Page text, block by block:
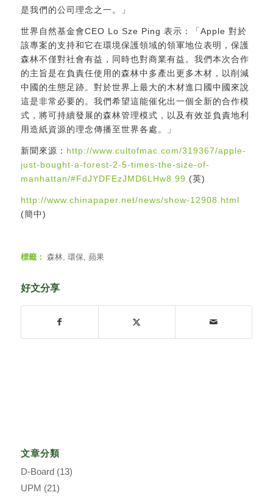
是我們的公司理念之一。」
世界自然基金會CEO Lo Sze Ping 表示：「Apple 對於
該專案的支持和它在環境保護領域的領軍地位表明，保護
森林不僅對社會有益，同時也對商業有益。我們本次合作
的主旨是在負責任使用的森林中多產出更多木材，以削減
中國的生態足跡。對於世界上最大的木材進口國中國來說
這是非常必要的。我們希望這能催化出一個全新的合作模
式，將可持續發展的森林管理模式，以及有效並負責地利
用造紙資源的理念傳播至世界各處。」
新聞來源： http://www.cultofmac.com/319367/apple-
just-bought-a-forest-2-5-times-the-size-of-
manhattan/#FdJYDFEzJMD6LHw8.99 (英)
http://www.chinapaper.net/news/show-12908.html
(簡中)
標籤： 森林, 環保 蘋果
好文分享
文章分類
D-Board(13)
UPM (21)